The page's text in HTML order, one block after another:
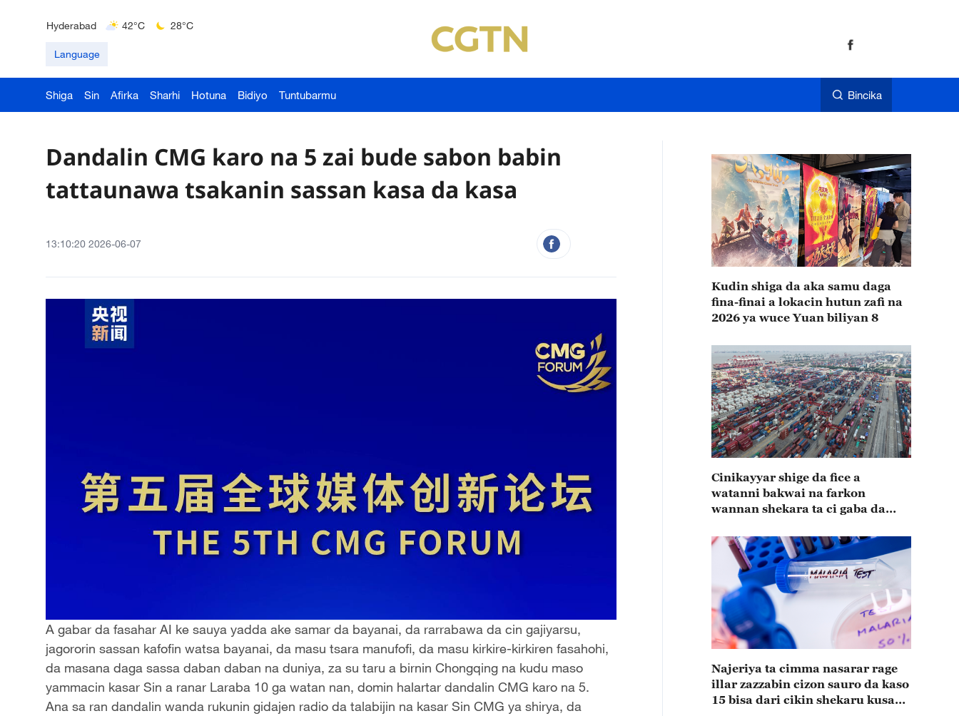
Hyderabad
42°C
28°C
Language
Shiga Sin Afirka Sharhi Hotuna Bidiyo Tuntubarmu Bincika
Dandalin CMG karo na 5 zai bude sabon babin
tattaunawa tsakanin sassan kasa da kasa
13:10:20 2026-06-07
A gabar da fasahar AI ke sauya yadda ake samar da bayanai, da rarrabawa da cin gajiyarsu,
jagororin sassan kafofin watsa bayanai, da masu tsara manufofi, da masu kirkire-kirkiren fasahohi,
da masana daga sassa daban daban na duniya, za su taru a birnin Chongqing na kudu maso
yammacin kasar Sin a ranar Laraba 10 ga watan nan, domin halartar dandalin CMG karo na 5.
Ana sa ran dandalin wanda rukunin gidajen radio da talabijin na kasar Sin CMG ya shirya, da
Kudin shiga da aka samu daga
fina-finai a lokacin hutun zafi na
2026 ya wuce Yuan biliyan 8
Cinikayyar shige da fice a
watanni bakwai na farkon
wannan shekara ta ci gaba da
Najeriya ta cimma nasarar rage
illar zazzabin cizon sauro da kaso
15 bisa dari cikin shekaru kusan